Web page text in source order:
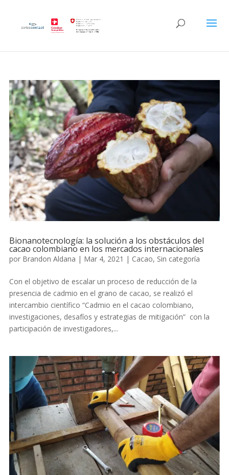
Bionanotecnología: la solución a los obstáculos del
cacao colombiano en los mercados internacionales
por Brandon Aldana | Mar 4, 2021 | Cacao, Sin categoría
Con el objetivo de escalar un proceso de reducción de la
presencia de cadmio en el grano de cacao, se realizó el
intercambio científico “Cadmio en el cacao colombiano,
investigaciones, desafíos y estrategias de mitigación” con la
participación de investigadores,...